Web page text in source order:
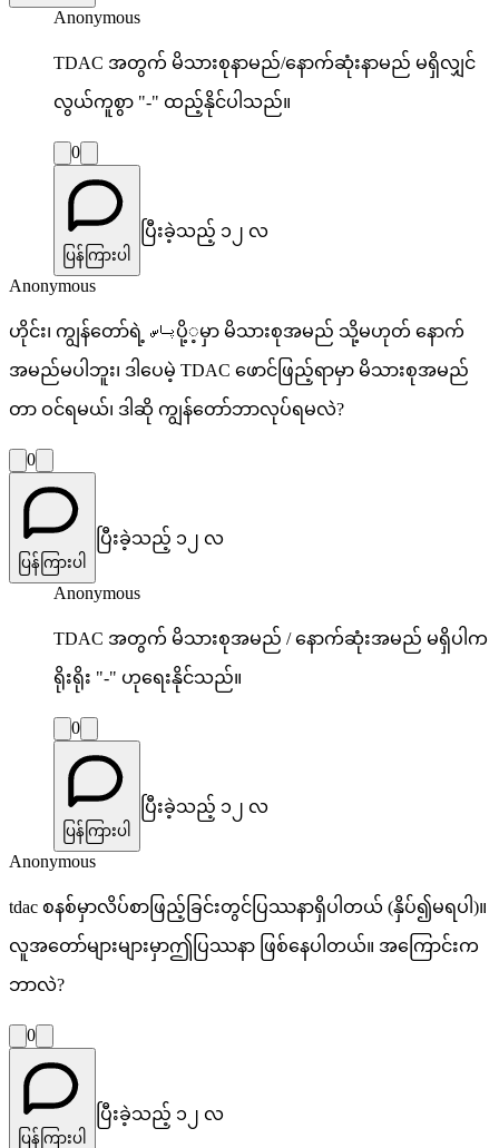
Anonymous
TDAC အတွက် မိသားစုနာမည်/နောက်ဆုံးနာမည် မရှိလျှင်
လွယ်ကူစွာ "-" ထည့်နိုင်ပါသည်။
0
ပြန်ကြားပါ
ပြီးခဲ့သည့် ၁၂ လ
Anonymous
ဟိုင်း၊ ကျွန်တော်ရဲ့ پاسပို့့မှာ မိသားစုအမည် သို့မဟုတ် နောက်
အမည်မပါဘူး၊ ဒါပေမဲ့ TDAC ဖောင်ဖြည့်ရာမှာ မိသားစုအမည်
တာ ဝင်ရမယ်၊ ဒါဆို ကျွန်တော်ဘာလုပ်ရမလဲ?
0
ပြန်ကြားပါ
ပြီးခဲ့သည့် ၁၂ လ
Anonymous
TDAC အတွက် မိသားစုအမည် / နောက်ဆုံးအမည် မရှိပါက
ရိုးရိုး "-" ဟုရေးနိုင်သည်။
0
ပြန်ကြားပါ
ပြီးခဲ့သည့် ၁၂ လ
Anonymous
tdac စနစ်မှာလိပ်စာဖြည့်ခြင်းတွင်ပြဿနာရှိပါတယ် (နှိပ်၍မရပါ)။
လူအတော်များများမှာဤပြဿနာ ဖြစ်နေပါတယ်။ အကြောင်းက
ဘာလဲ?
0
ပြန်ကြားပါ
ပြီးခဲ့သည့် ၁၂ လ